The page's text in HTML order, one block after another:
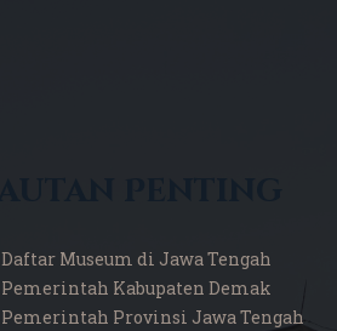
Daftar Museum di Jawa Tengah
Pemerintah Kabupaten Demak
Pemerintah Provinsi Jawa Tengah